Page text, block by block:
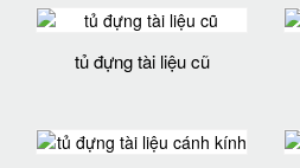
tủ đựng tài liệu cũ